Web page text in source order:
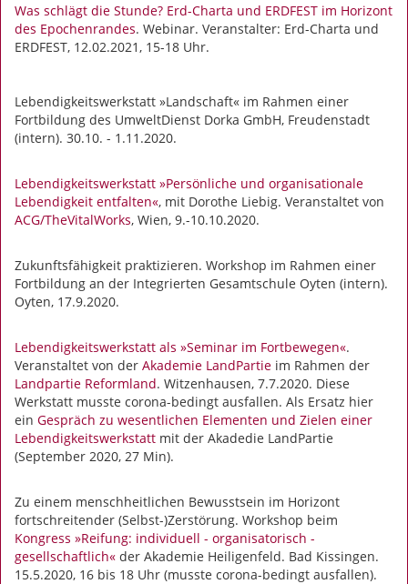
Was schlägt die Stunde? Erd-Charta und ERDFEST im Horizont
des Epochenrandes. Webinar. Veranstalter: Erd-Charta und
ERDFEST, 12.02.2021, 15-18 Uhr.
Lebendigkeitswerkstatt »Landschaft« im Rahmen einer
Fortbildung des UmweltDienst Dorka GmbH, Freudenstadt
(intern). 30.10. - 1.11.2020.
Lebendigkeitswerkstatt »Persönliche und organisationale
Lebendigkeit entfalten«, mit Dorothe Liebig. Veranstaltet von
ACG/TheVitalWorks, Wien, 9.-10.10.2020.
Zukunftsfähigkeit praktizieren. Workshop im Rahmen einer
Fortbildung an der Integrierten Gesamtschule Oyten (intern).
Oyten, 17.9.2020.
Lebendigkeitswerkstatt als »Seminar im Fortbewegen«.
Veranstaltet von der Akademie LandPartie im Rahmen der
Landpartie Reformland. Witzenhausen, 7.7.2020. Diese
Werkstatt musste corona-bedingt ausfallen. Als Ersatz hier
ein Gespräch zu wesentlichen Elementen und Zielen einer
Lebendigkeitswerkstatt mit der Akadedie LandPartie
(September 2020, 27 Min).
Zu einem menschheitlichen Bewusstsein im Horizont
fortschreitender (Selbst-)Zerstörung. Workshop beim
Kongress »Reifung: individuell - organisatorisch -
gesellschaftlich« der Akademie Heiligenfeld. Bad Kissingen.
15.5.2020, 16 bis 18 Uhr (musste corona-bedingt ausfallen).